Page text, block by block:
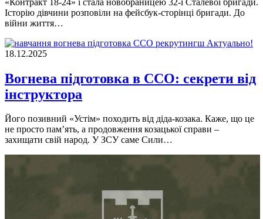
Історію дівчини розповіли на фейсбук-сторінці бригади. До
війни життя…
Актуально!
18.12.2025
Вогнева підготовка в ССО: секрети від
інструктора
Його позивний «Устім» походить від діда-козака. Каже, що це
не просто пам’ять, а продовження козацької справи –
захищати свій народ. У ЗСУ саме Сили…